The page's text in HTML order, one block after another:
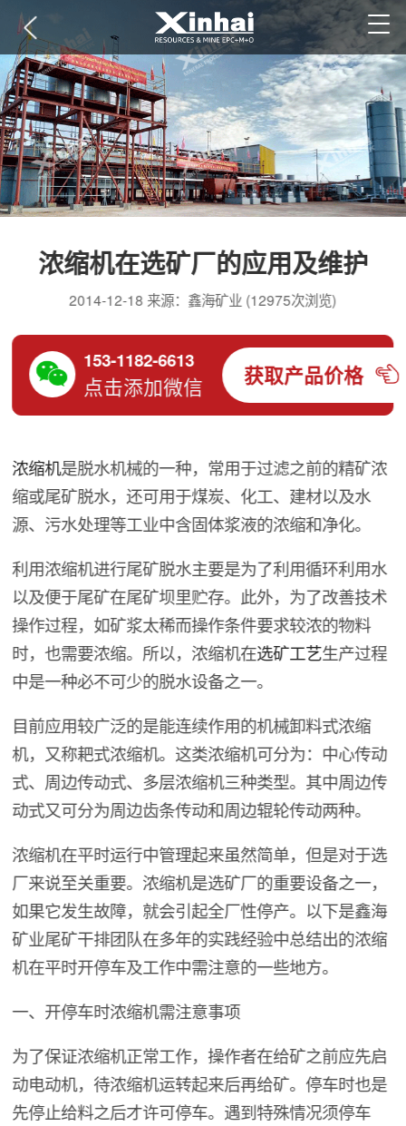
浓缩机在选矿厂的应用及维护
2014-12-18 来源：鑫海矿业 (12975次浏览)
153-1182-6613
点击添加微信 获取产品价格
浓缩机是脱水机械的一种，常用于过滤之前的精矿浓
缩或尾矿脱水，还可用于煤炭、化工、建材以及水
源、污水处理等工业中含固体浆液的浓缩和净化。
利用浓缩机进行尾矿脱水主要是为了利用循环利用水
以及便于尾矿在尾矿坝里贮存。此外，为了改善技术
操作过程，如矿浆太稀而操作条件要求较浓的物料
时，也需要浓缩。所以，浓缩机在选矿工艺生产过程
中是一种必不可少的脱水设备之一。
目前应用较广泛的是能连续作用的机械卸料式浓缩
机，又称耙式浓缩机。这类浓缩机可分为：中心传动
式、周边传动式、多层浓缩机三种类型。其中周边传
动式又可分为周边齿条传动和周边辊轮传动两种。
浓缩机在平时运行中管理起来虽然简单，但是对于选
厂来说至关重要。浓缩机是选矿厂的重要设备之一，
如果它发生故障，就会引起全厂性停产。以下是鑫海
矿业尾矿干排团队在多年的实践经验中总结出的浓缩
机在平时开停车及工作中需注意的一些地方。
一、开停车时浓缩机需注意事项
为了保证浓缩机正常工作，操作者在给矿之前应先启
动电动机，待浓缩机运转起来后再给矿。停车时也是
先停止给料之后才许可停车。遇到特殊情况须停车